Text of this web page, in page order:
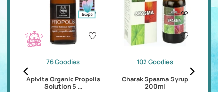
76 Goodies
Apivita Organic Propolis
Solution 5 …
102 Goodies
Charak Spasma Syrup
200ml